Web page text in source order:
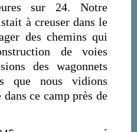
sur 24. Notre
à creuser dans le
des chemins qui
de voies
des wagonnets
que nous vidions
ce camp près de